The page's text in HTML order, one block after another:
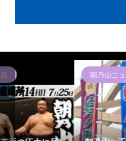
朝乃山ニュース